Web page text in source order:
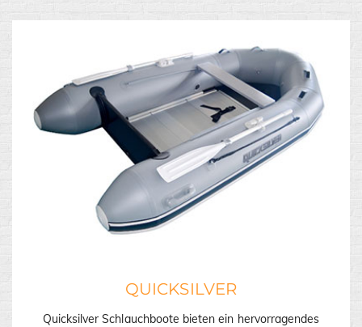
QUICKSILVER
Quicksilver Schlauchboote bieten ein hervorragendes